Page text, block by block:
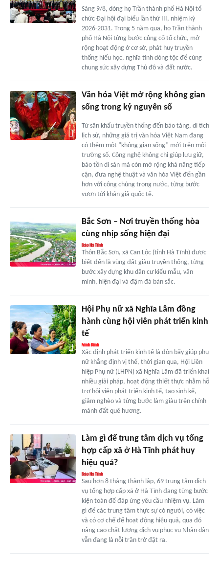
Sáng 9/8, dòng họ Trần thành phố Hà Nội tổ
chức Đại hội đại biểu lần thứ III, nhiệm kỳ
2026-2031. Trong 5 năm qua, họ Trần thành
phố Hà Nội từng bước củng cố tổ chức, mở
rộng hoạt động ở cơ sở, phát huy truyền
thống hiếu học, nghĩa tình dòng tộc để cùng
chung sức xây dựng Thủ đô và đất nước.
Văn hóa Việt mở rộng không gian
sống trong kỷ nguyên số
Từ sân khấu truyền thống đến bảo tàng, di tích
lịch sử, những giá trị văn hóa Việt Nam đang
có thêm một “không gian sống” mới trên môi
trường số. Công nghệ không chỉ giúp lưu giữ,
bảo tồn di sản mà còn mở rộng khả năng tiếp
cận, đưa nghệ thuật và văn hóa Việt đến gần
hơn với công chúng trong nước, từng bước
vươn tới khán giả quốc tế.
Bắc Sơn – Nơi truyền thống hòa
cùng nhịp sống hiện đại
Thôn Bắc Sơn, xã Can Lộc (tỉnh Hà Tĩnh) được
biết đến là vùng đất giàu truyền thống, từng
bước xây dựng khu dân cư kiểu mẫu, văn
minh, hiện đại và đậm đà bản sắc.
Hội Phụ nữ xã Nghĩa Lâm đồng
hành cùng hội viên phát triển kinh
tế
Xác định phát triển kinh tế là đòn bẩy giúp phụ
nữ khẳng định vị thế, thời gian qua, Hội Liên
hiệp Phụ nữ (LHPN) xã Nghĩa Lâm đã triển khai
nhiều giải pháp, hoạt động thiết thực nhằm hỗ
trợ hội viên phát triển kinh tế, tạo sinh kế,
giảm nghèo và từng bước làm giàu trên chính
mảnh đất quê hương.
Làm gì để trung tâm dịch vụ tổng
hợp cấp xã ở Hà Tĩnh phát huy
hiệu quả?
Sau hơn 8 tháng thành lập, 69 trung tâm dịch
vụ tổng hợp cấp xã ở Hà Tĩnh đang từng bước
kiện toàn để đáp ứng yêu cầu nhiệm vụ. Làm
gì để các trung tâm thực sự có người, có việc
và có cơ chế để hoạt động hiệu quả, qua đó
nâng cao chất lượng dịch vụ phục vụ Nhân dân
vẫn đang là nỗi trăn trở đặt ra.